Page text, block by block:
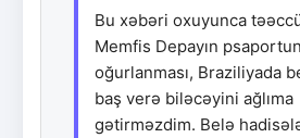
Bu xəbəri oxuyunca
Memfis Depayın
oğurlanması, Braziliyada
baş verə biləcəyini ağlıma
gətirməzdim. Belə